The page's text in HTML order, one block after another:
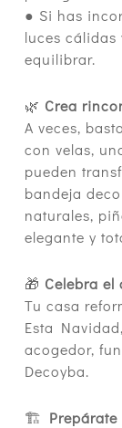
● Si has
luces cálidas
equilibrar.
🌿 Crea
A veces,
con velas,
pueden
bandeja
naturales,
elegante y
🎁 Celebra
Tu casa
Esta
acogedor,
Decoyba.
🏗